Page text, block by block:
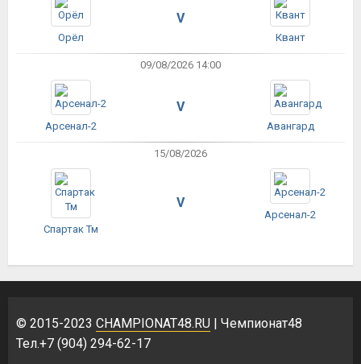
Орёл
V
Квант
09/08/2026 14:00
Арсенал-2
V
Авангард
15/08/2026
Спартак Тм
V
Арсенал-2
© 2015-2023 CHAMPIONAT48.RU | Чемпионат48
Тел.+7 (904) 294-62-17